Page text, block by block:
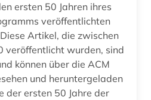
ersten 50 Jahren ihres
veröffentlichten
Artikel, die zwischen
veröffentlicht wurden, sind
können über die ACM
und heruntergeladen